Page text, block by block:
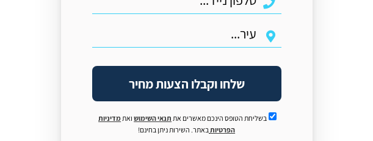
שלחו וקבלו הצעות מחיר
בשליחת הטופס הינכם מאשרים את תנאי השימושואתמדיניות
הפרטיותבאתר. השירות ניתן בחינם!